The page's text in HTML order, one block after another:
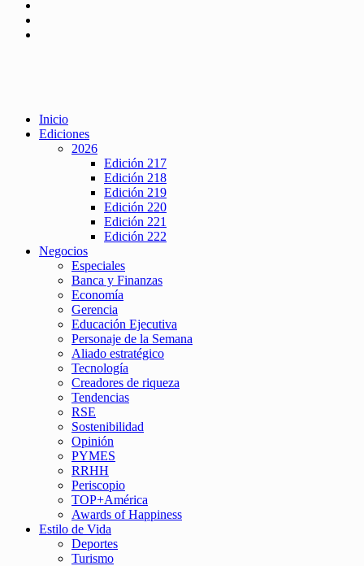
Inicio
Ediciones
2026
Edición 217
Edición 218
Edición 219
Edición 220
Edición 221
Edición 222
Negocios
Especiales
Banca y Finanzas
Economía
Gerencia
Educación Ejecutiva
Personaje de la Semana
Aliado estratégico
Tecnología
Creadores de riqueza
Tendencias
RSE
Sostenibilidad
Opinión
PYMES
RRHH
Periscopio
TOP+América
Awards of Happiness
Estilo de Vida
Deportes
Turismo